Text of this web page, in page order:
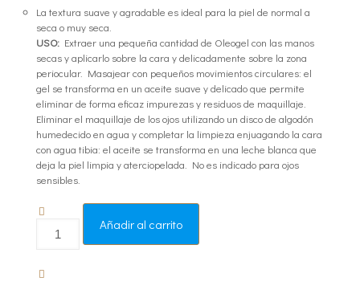
La textura suave y agradable es ideal para la piel de normal a
seca o muy seca.
USO: Extraer una pequeña cantidad de Oleogel con las manos
secas y aplicarlo sobre la cara y delicadamente sobre la zona
periocular. Masajear con pequeños movimientos circulares: el
gel se transforma en un aceite suave y delicado que permite
eliminar de forma eficaz impurezas y residuos de maquillaje.
Eliminar el maquillaje de los ojos utilizando un disco de algodón
humedecido en agua y completar la limpieza enjuagando la cara
con agua tibia: el aceite se transforma en una leche blanca que
deja la piel limpia y aterciopelada. No es indicado para ojos
sensibles.
Limpiador
Osmoshield®.
Añadir al carrito